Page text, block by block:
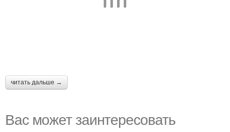
читать дальше →
Вас может заинтересовать